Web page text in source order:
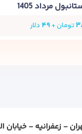
تومان +۴۹ دلار
- زعفرانیه - خیابان الف -